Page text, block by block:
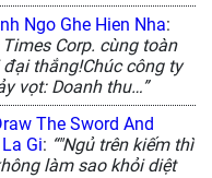
Ngo Ghe Hien Nha:
Corp. cùng toàn
thắng!Chúc công ty
vọt: Doanh thu…”
The Sword And
Gi: “"Ngủ trên kiếm thì
làm sao khỏi diệt